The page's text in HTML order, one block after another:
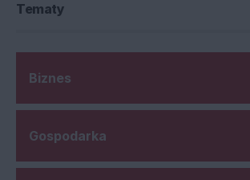
Tematy
Biznes
Gospodarka